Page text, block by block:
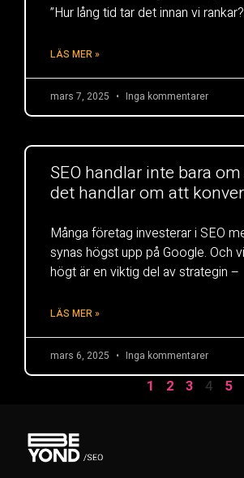
”Hur lång tid tar det innan vi
LÄS MER »
mars 7, 2025 Inga kommentarer
SEO handlar inte bara
det handlar om att
Många företag investerar i SEO
synas högst upp på Google. Och
högt är en viktig del av strategin –
LÄS MER »
mars 6, 2025 Inga kommentarer
1 2 3 4 5